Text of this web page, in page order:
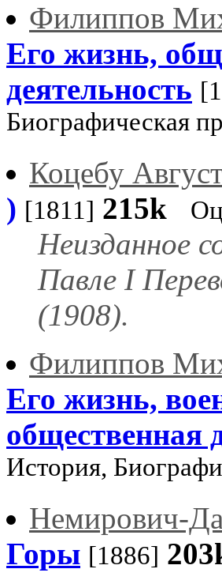
Филиппов
Его жизнь,
деятельность
Биографическая
Коцебу
) [1811] 215k
Неизданное
Павле I
(1908).
Филиппов
Его жизнь,
общественная
История,
Немирович-
Горы [1886]